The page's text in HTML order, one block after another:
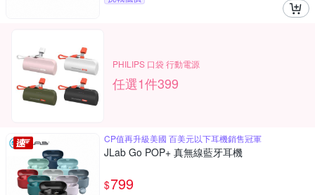
PHILIPS 口袋 行動電源
任選1件399
CP值再升級美國 百美元以下耳機銷售冠軍
JLab Go POP+ 真無線藍牙耳機
$799